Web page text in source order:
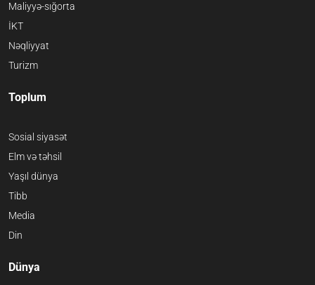
Maliyyə-sığorta
İKT
Nəqliyyat
Turizm
Toplum
Sosial siyasət
Elm və təhsil
Yaşıl dünya
Tibb
Media
Din
Dünya